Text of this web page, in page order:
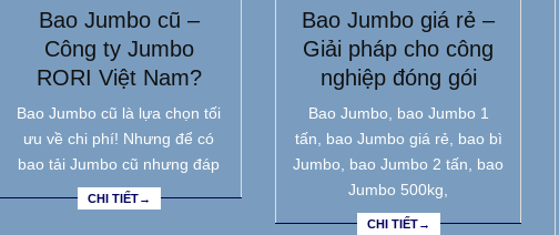
Bao Jumbo cũ –
Công ty Jumbo
RORI Việt Nam?
Bao Jumbo cũ là lựa chọn tối
ưu về chi phí! Nhưng để có
bao tải Jumbo cũ nhưng đáp
CHI TIẾT→
Bao Jumbo giá rẻ –
Giải pháp cho công
nghiệp đóng gói
Bao Jumbo, bao Jumbo 1
tấn, bao Jumbo giá rẻ, bao bì
Jumbo, bao Jumbo 2 tấn, bao
Jumbo 500kg,
CHI TIẾT→